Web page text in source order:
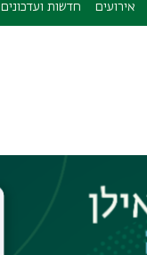
אירועים חדשות ועדכונים